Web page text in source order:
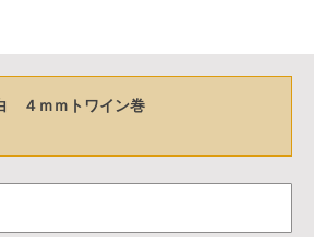
４ｍｍトワイン巻